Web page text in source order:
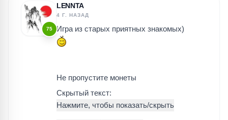
75
LENNTA
4 Г. НАЗАД
Игра из старых приятных знакомых)
Не пропустите монеты
Скрытый текст: